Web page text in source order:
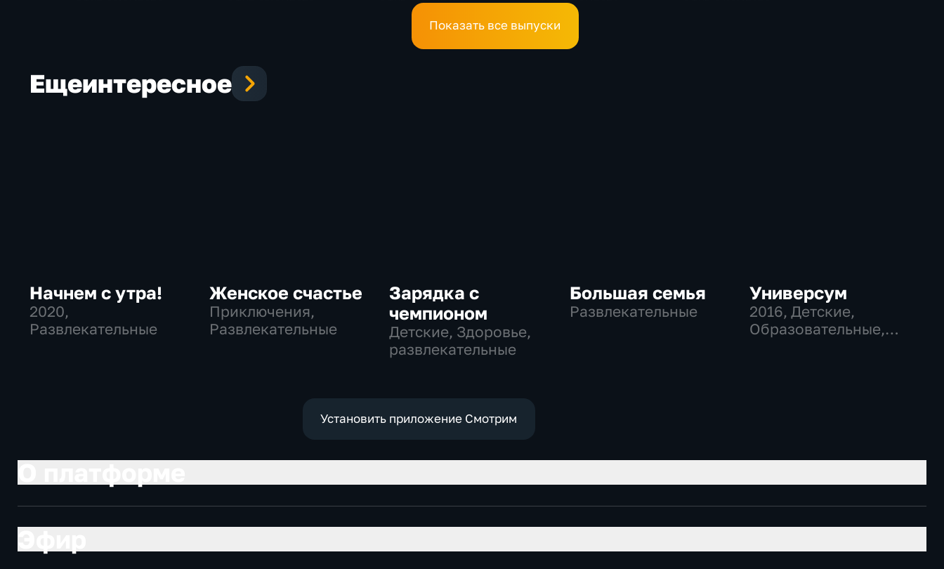
Показать все выпуски
Ещеинтересное
Начнем с утра!
2020,
Развлекательные
Женское счастье
Приключения,
Развлекательные
Зарядка с
чемпионом
Детские, Здоровье,
развлекательные
Большая семья
Развлекательные
Универсум
2016, Детские,
Образовательные,
Установить приложение Смотрим